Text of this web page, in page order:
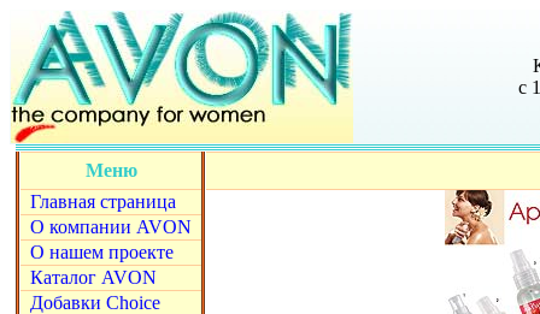
с
Меню
Главная страница
О компании AVON
О нашем проекте
Каталог AVON
Добавки Choice